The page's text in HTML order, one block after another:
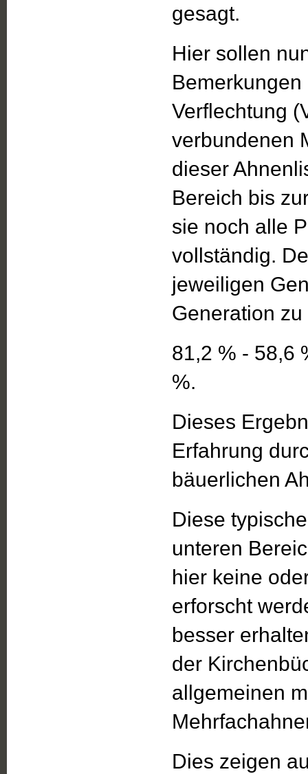
gesagt.
Hier sollen
Verflechtung
verbundenen
dieser
Bereich bis
sie noch alle
vollständig.
jeweiligen
Generation
81,2 % - 58,6
%.
Dieses
Erfahrung
bäuerlichen
Diese
unteren
hier keine
erforscht
besser
der
allgemeinen
Dies zeigen